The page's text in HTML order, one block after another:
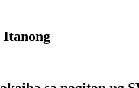
Itanong